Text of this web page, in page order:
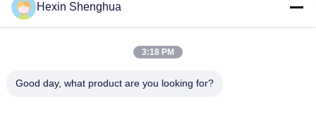
Contatto rapido
Hexin Shenghua
3:18 PM
Good day, what product are you looking for?